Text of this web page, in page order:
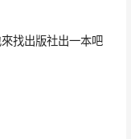
找出版社出一本吧